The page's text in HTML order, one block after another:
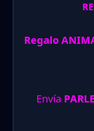
Regalo
Envía